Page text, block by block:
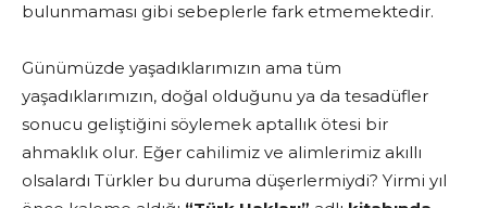
bulunmaması gibi sebeplerle fark etmemektedir.
Günümüzde yaşadıklarımızın ama tüm
yaşadıklarımızın, doğal olduğunu ya da tesadüfler
sonucu geliştiğini söylemek aptallık ötesi bir
ahmaklık olur. Eğer cahilimiz ve alimlerimiz akıllı
olsalardı Türkler bu duruma düşerlermiydi? Yirmi yıl